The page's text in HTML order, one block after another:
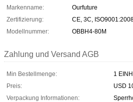
Markenname:
Ourfuture
Zertifizierung:
CE, 3C,
Modellnummer:
OBBH4-80M
Zahlung und Versand AGB
Min Bestellmenge:
1
Preis:
USD
Verpackung Informationen: